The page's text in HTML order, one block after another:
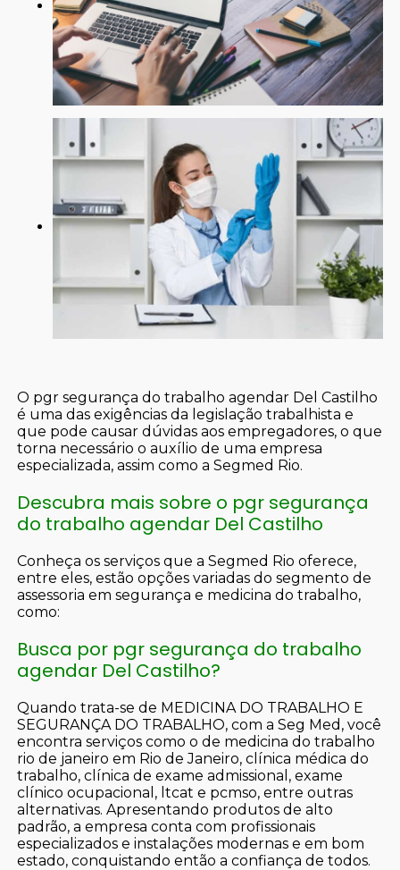
O pgr segurança do trabalho agendar Del Castilho
é uma das exigências da legislação trabalhista e
que pode causar dúvidas aos empregadores, o que
torna necessário o auxílio de uma empresa
especializada, assim como a Segmed Rio.
Descubra mais sobre o pgr segurança
do trabalho agendar Del Castilho
Conheça os serviços que a Segmed Rio oferece,
entre eles, estão opções variadas do segmento de
assessoria em segurança e medicina do trabalho,
como:
Busca por pgr segurança do trabalho
agendar Del Castilho?
Quando trata-se de MEDICINA DO TRABALHO E
SEGURANÇA DO TRABALHO, com a Seg Med, você
encontra serviços como o de medicina do trabalho
rio de janeiro em Rio de Janeiro, clínica médica do
trabalho, clínica de exame admissional, exame
clínico ocupacional, ltcat e pcmso, entre outras
alternativas. Apresentando produtos de alto
padrão, a empresa conta com profissionais
especializados e instalações modernas e em bom
estado, conquistando então a confiança de todos.